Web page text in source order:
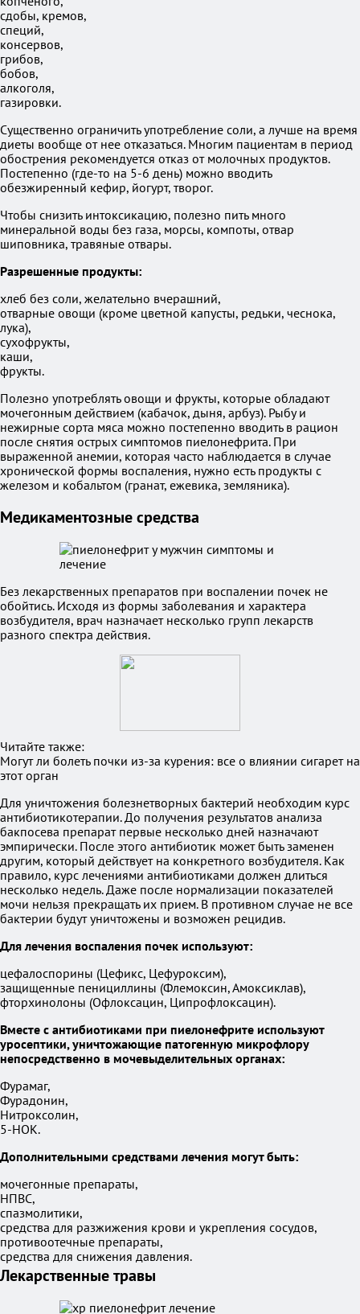
сдобы, кремов,
специй,
консервов,
грибов,
бобов,
алкоголя,
газировки.
Существенно ограничить употребление соли, а лучше на время
диеты вообще от нее отказаться. Многим пациентам в период
обострения рекомендуется отказ от молочных продуктов.
Постепенно (где-то на 5-6 день) можно вводить
обезжиренный кефир, йогурт, творог.
Чтобы снизить интоксикацию, полезно пить много
минеральной воды без газа, морсы, компоты, отвар
шиповника, травяные отвары.
Разрешенные продукты:
хлеб без соли, желательно вчерашний,
отварные овощи (кроме цветной капусты, редьки, чеснока,
лука),
сухофрукты,
каши,
фрукты.
Полезно употреблять овощи и фрукты, которые обладают
мочегонным действием (кабачок, дыня, арбуз). Рыбу и
нежирные сорта мяса можно постепенно вводить в рацион
после снятия острых симптомов пиелонефрита. При
выраженной анемии, которая часто наблюдается в случае
хронической формы воспаления, нужно есть продукты с
железом и кобальтом (гранат, ежевика, земляника).
Медикаментозные средства
Без лекарственных препаратов при воспалении почек не
обойтись. Исходя из формы заболевания и характера
возбудителя, врач назначает несколько групп лекарств
разного спектра действия.
Читайте также:
Могут ли болеть почки из-за курения: все о влиянии сигарет на
этот орган
Для уничтожения болезнетворных бактерий необходим курс
антибиотикотерапии. До получения результатов анализа
бакпосева препарат первые несколько дней назначают
эмпирически. После этого антибиотик может быть заменен
другим, который действует на конкретного возбудителя. Как
правило, курс лечениями антибиотиками должен длиться
несколько недель. Даже после нормализации показателей
мочи нельзя прекращать их прием. В противном случае не все
бактерии будут уничтожены и возможен рецидив.
Для лечения воспаления почек используют:
цефалоспорины (Цефикс, Цефуроксим),
защищенные пенициллины (Флемоксин, Амоксиклав),
фторхинолоны (Офлоксацин, Ципрофлоксацин).
Вместе с антибиотиками при пиелонефрите используют
уросептики, уничтожающие патогенную микрофлору
непосредственно в мочевыделительных органах:
Фурамаг,
Фурадонин,
Нитроксолин,
5-НОК.
Дополнительными средствами лечения могут быть:
мочегонные препараты,
НПВС,
спазмолитики,
средства для разжижения крови и укрепления сосудов,
противоотечные препараты,
средства для снижения давления.
Лекарственные травы